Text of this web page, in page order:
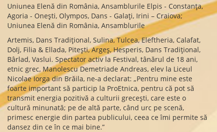
Uniunea Elenă din România, Ansamblurile Elpis - Constanța,
Agoria - Onești, Olympos, Dans - Galați, Irini – Craiova;
Uniunea Elenă din România, Ansamblurile
Artemis, Dans Tradițional, Sulina, Tulcea, Eleftheria, Calafat,
Dolj, Filia & Ellada, Pitești, Argeș, Hesperis, Dans Tradițional,
Bârlad, Vaslui. Spectator activ la Festival, tânărul de 18 ani,
etnic grec, Manolescu Demetriade Andreas, elev la Liceul
Nicolae Iorga din Brăila, ne-a declarat: „Pentru mine este
foarte important să particip la ProEtnica, pentru că pot să
transmit energia pozitivă a culturii grecești, care este o
cultură minunată; pe de altă parte, când urc pe scenă,
primesc energie din partea publicului, ceea ce îmi permite să
dansez din ce în ce mai bine.”